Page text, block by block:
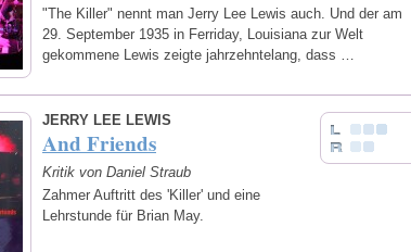
"The Killer" nennt man Jerry Lee Lewis auch. Und der am
29. September 1935 in Ferriday, Louisiana zur Welt
gekommene Lewis zeigte jahrzehntelang, dass …
JERRY LEE LEWIS
And Friends
Kritik von Daniel Straub
Zahmer Auftritt des 'Killer' und eine
Lehrstunde für Brian May.